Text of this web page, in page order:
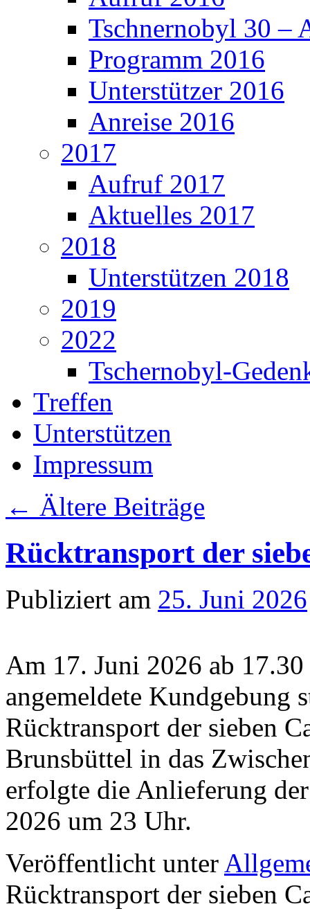
Tschnernobyl 30
Programm 2016
Unterstützer 2016
Anreise 2016
2017
Aufruf 2017
Aktuelles 2017
2018
Unterstützen 2018
2019
2022
Tschernobyl-
Treffen
Unterstützen
Impressum
← Ältere Beiträge
Rücktransport der
Publiziert am 25. Juni 2026
Am 17. Juni 2026 ab
angemeldete Kundgebung
Rücktransport der sieben
Brunsbüttel in das
erfolgte die Anlieferung
2026 um 23 Uhr.
Veröffentlicht unter
Rücktransport der sieben